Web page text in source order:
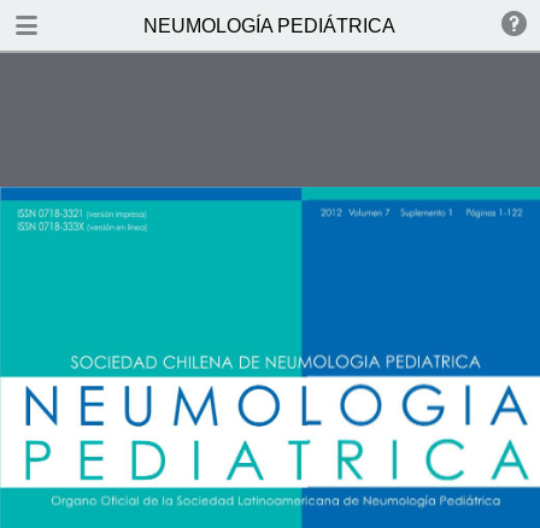
NEUMOLOGÍA PEDIÁTRICA
DOWNLOAD